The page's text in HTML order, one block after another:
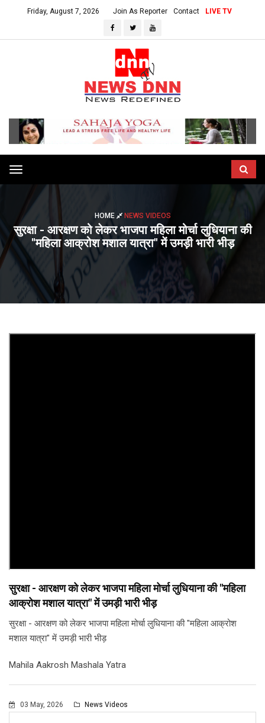
Friday, August 7, 2026 Join As Reporter Contact LIVE TV
Toggle
navigation
HOME NEWS VIDEOS
सुरक्षा - आरक्षण को लेकर भाजपा महिला मोर्चा लुधियाना की
"महिला आक्रोश मशाल यात्रा" में उमड़ी भारी भीड़
सुरक्षा - आरक्षण को लेकर भाजपा महिला मोर्चा लुधियाना की "महिला
आक्रोश मशाल यात्रा" में उमड़ी भारी भीड़
सुरक्षा - आरक्षण को लेकर भाजपा महिला मोर्चा लुधियाना की "महिला आक्रोश
मशाल यात्रा" में उमड़ी भारी भीड़
Mahila Aakrosh Mashala Yatra
03 May, 2026 News Videos